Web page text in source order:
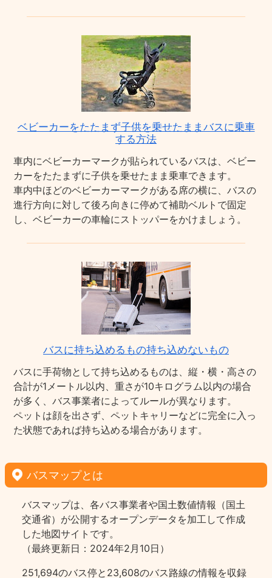
ベビーカーをたたまず子供を乗せたままバスに乗車
する方法
車内にベビーカーマークが貼られているバスは、ベビー
カーをたたまずに子供を乗せたまま乗車できます。
車内中ほどのベビーカーマークがある席の横に、バスの
進行方向に対して後ろ向きに停めて補助ベルトで固定
し、ベビーカーの車輪にストッパーをかけましょう。
バスに持ち込めるもの持ち込めないもの
バスに手荷物として持ち込めるものは、縦・横・高さの
合計が1メートル以内、重さが10キログラム以内の場合
が多く、バス事業者によってルールが異なります。
ペットは顔を出さず、ペットキャリーなどに完全に入っ
た状態であれば持ち込める場合があります。
バスマップとは
バスマップは、各バス事業者や国土数値情報（国土
交通省）が公開するオープンデータを加工して作成
した地図サイトです。
（最終更新日：2024年2月10日）
251,694のバス停と23,608のバス路線の情報を収録